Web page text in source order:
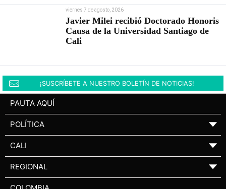
viernes 7 de agosto, 2026
Javier Milei recibió Doctorado Honoris
Causa de la Universidad Santiago de
Cali
¡SUSCRÍBETE A NUESTRO BOLETÍN DE NOTICIAS!
PAUTA AQUÍ
POLÍTICA ▼
CALI ▼
REGIONAL ▼